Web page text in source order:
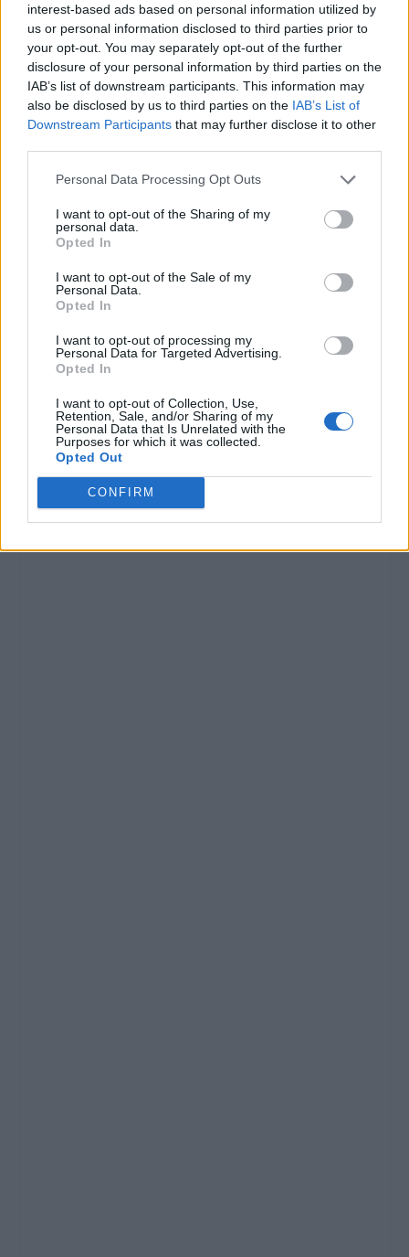
interest-based ads based on personal information utilized by
us or personal information disclosed to third parties prior to
your opt-out. You may separately opt-out of the further
disclosure of your personal information by third parties on the
IAB’s list of downstream participants. This information may
also be disclosed by us to third parties on the IAB’s List of
Downstream Participants that may further disclose it to other
Personal Data Processing Opt Outs
I want to opt-out of the Sharing of my
personal data.
Opted In
I want to opt-out of the Sale of my
Personal Data.
Opted In
I want to opt-out of processing my
Personal Data for Targeted Advertising.
Opted In
I want to opt-out of Collection, Use,
Retention, Sale, and/or Sharing of my
Personal Data that Is Unrelated with the
Purposes for which it was collected.
Opted Out
CONFIRM
Riaperto il teatro
Comunale di
Alessandria, ma la
prima stagione sarà
fra 18 mesi
22 Maggio 2014
CONDIVIDERE:
VALUTARE: